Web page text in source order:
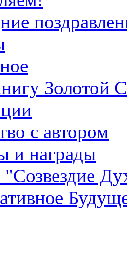
Золотой
с автором
и награды